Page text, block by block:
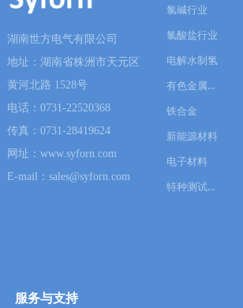
湖南世方电气有限公司
地址：湖南省株洲市天元区
黄河北路 1528号
电话：0731-22520368
传真：0731-28419624
网址：www.syforn.com
E-mail：sales@syforn.com
氯碱行业
氯酸盐行业
电解水制氢
有色金属冶炼
铁合金
新能源材料
电子材料
特种测试电源
服务与支持